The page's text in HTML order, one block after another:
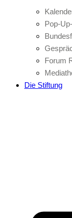
Pop-
Forum
Die Stiftung